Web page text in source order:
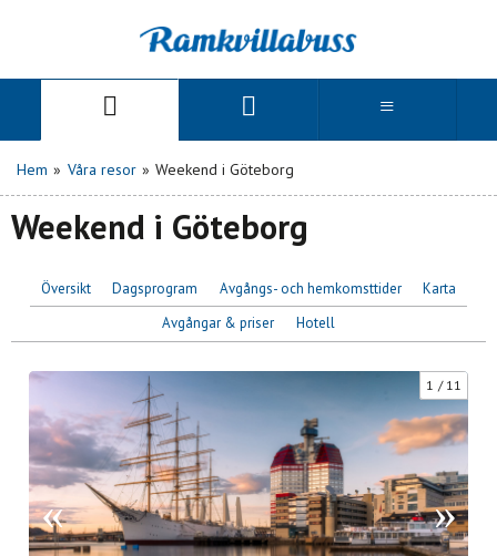
Hem » Våra resor » Weekend i Göteborg
Weekend i Göteborg
Översikt Dagsprogram Avgångs- och hemkomsttider
Karta
Avgångar & priser
Hotell
1 11